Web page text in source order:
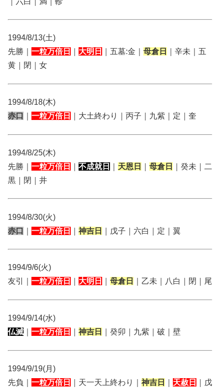
1994/8/13(土)
先勝｜ 一粒万倍日 大明日 ｜五墓:金｜ 母倉日
｜辛未｜五
黄｜閉｜女
1994/8/18(木)
赤口
一粒万倍日 ｜大土終わり｜丙子｜九紫｜定｜奎
1994/8/25(木)
先勝｜ 一粒万倍日 不成就日 天恩日 母倉日
｜癸未｜二
黒｜閉｜井
1994/8/30(火)
赤口
一粒万倍日 神吉日 ｜戊子｜六白｜定｜翼
1994/9/6(火)
友引｜ 一粒万倍日 大明日 母倉日 ｜乙未｜八白｜閉｜尾
1994/9/14(水)
仏滅
一粒万倍日 神吉日 ｜癸卯｜九紫｜破｜壁
1994/9/19(月)
先負｜ 一粒万倍日 ｜天一天上終わり｜ 神吉日 天赦日
｜戊